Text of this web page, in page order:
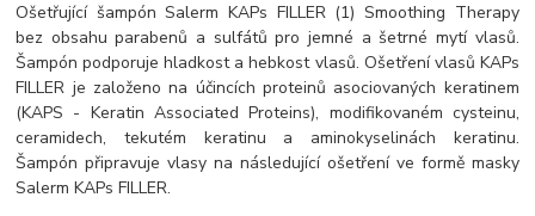
Ošetřující šampón Salerm KAPs FILLER (1) Smoothing Therapy
bez obsahu parabenů a sulfátů pro jemné a šetrné mytí vlasů.
Šampón podporuje hladkost a hebkost vlasů. Ošetření vlasů KAPs
FILLER je založeno na účincích proteinů asociovaných keratinem
(KAPS - Keratin Associated Proteins), modifikovaném cysteinu,
ceramidech, tekutém keratinu a aminokyselinách keratinu.
Šampón připravuje vlasy na následující ošetření ve formě masky
Salerm KAPs FILLER.